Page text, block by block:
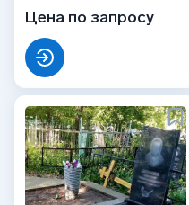
Цена по запросу